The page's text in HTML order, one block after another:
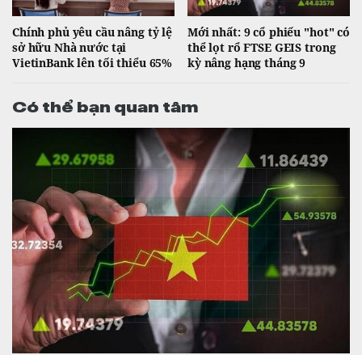
Chính phủ yêu cầu nâng tỷ lệ
sở hữu Nhà nước tại
VietinBank lên tối thiểu 65%
Mới nhất: 9 cổ phiếu "hot" có
thể lọt rổ FTSE GEIS trong
kỳ nâng hạng tháng 9
Có thể bạn quan tâm